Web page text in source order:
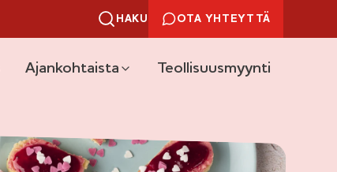
HAKU OTA YHTEYTTÄ
Ajankohtaista Teollisuusmyynti